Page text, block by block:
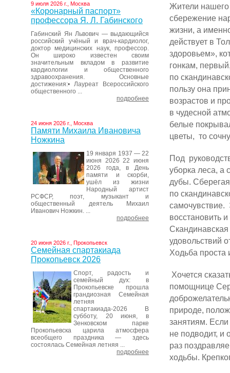
9 июля 2026 г., Москва
«Коронарный паспорт»
профессора Я. Л. Габинского
Габинский Ян Львович — выдающийся
российский учёный и врач-кардиолог,
доктор медицинских наук, профессор.
Он широко известен своим
значительным вкладом в развитие
кардиологии и общественного
здравоохранения. Основные
достижения:• Лауреат Всероссийского
общественного ...
подробнее
24 июня 2026 г., Москва
Памяти Михаила Ивановича
Ножкина
19 января 1937 — 22
июня 2026 22 июня
2026 года, в День
памяти и скорби,
ушёл из жизни
Народный артист
РСФСР, поэт, музыкант и
общественный деятель Михаил
Иванович Ножкин. ...
подробнее
20 июня 2026 г., Прокопьевск
Семейная спартакиада
Прокопьевск 2026
Спорт, радость и
семейный дух: в
Прокопьевске прошла
грандиозная Семейная
летняя
спартакиада-2026 В
субботу, 20 июня, в
Зенковском парке
Прокопьевска царила атмосфера
всеобщего праздника — здесь
состоялась Семейная летняя ...
подробнее
Жители
сбережение
жизни, а
действует в
здоровьем»,
гонкам,
по
пользу она
возрастов и
в чудесной
белые
цветы, то
Под
уборка леса,
дубы.
по
самочувствие.
восстановить
удовольствий
Ходьба проста
Хочется
помощнице
природе,
занятиям.
не подводит, и
раз
ходьбы.